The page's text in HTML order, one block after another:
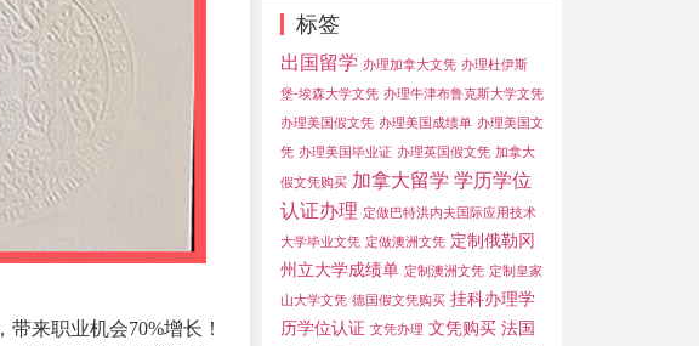
，带来职业机会70%增长！
标签
出国留学 办理加拿大文凭 办理杜伊斯
堡-埃森大学文凭 办理牛津布鲁克斯大学文凭
办理美国假文凭 办理美国成绩单 办理美国文
凭 办理美国毕业证 办理英国假文凭 加拿大
假文凭购买 加拿大留学 学历学位
认证办理 定做巴特洪内夫国际应用技术
大学毕业文凭 定做澳洲文凭 定制俄勒冈
州立大学成绩单 定制澳洲文凭 定制皇家
山大学文凭 德国假文凭购买 挂科办理学
历学位认证 文凭办理 文凭购买 法国